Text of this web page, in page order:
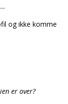
og ikke komme
er over?